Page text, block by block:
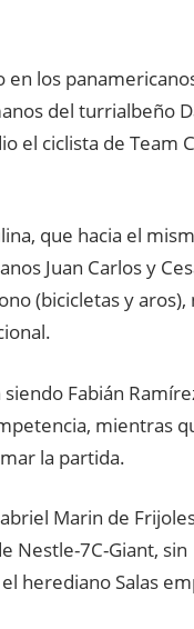
en los
del turrialbeño
el ciclista de Team
que hacia el
Juan Carlos y
(bicicletas y aros),
Fabián
mientras
la partida.
Marin de
Nestle-7C-Giant, sin
herediano Salas